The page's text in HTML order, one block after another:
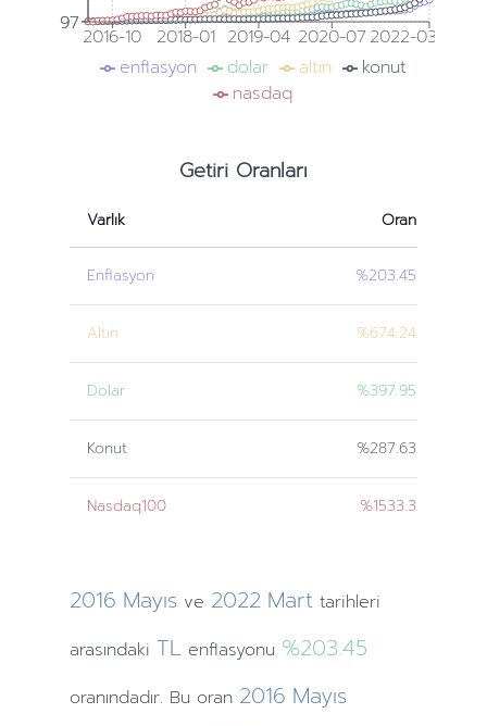
2016-10 2018-01 2019-04 2020-07 2022-03
97
97
enflasyon dolar altın
konut
nasdaq
Getiri Oranları
Varlık Oran
Enflasyon %203.45
Altın %674.24
Dolar %397.95
Konut %287.63
Nasdaq100 %1533.3
2016 Mayıs ve 2022 Mart tarihleri
arasındaki TLenflasyonu %203.45
oranındadır. Bu oran 2016 Mayıs